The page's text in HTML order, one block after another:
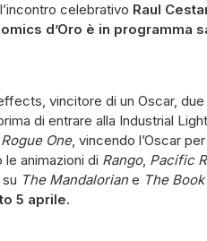
celebrativo Raul
d’Oro è in programma
vincitore di un Oscar,
di entrare alla Industrial
Rogue One, vincendo l’Oscar per
animazioni di Rango, Pacific
The Mandaloriane The
5 aprile.